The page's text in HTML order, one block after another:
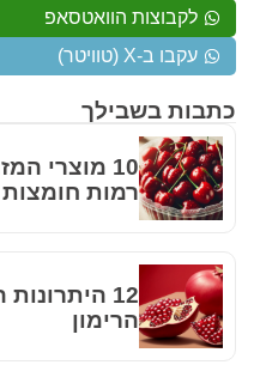
כתבות בשבילך
10 מוצרי
רמות
12
הרימון
לקבוצות הוואטסאפ
עקבו ב-X (טוויטר)